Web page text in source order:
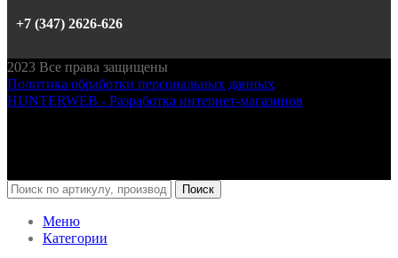
+7 (347) 2626-626
2023 Все права защищены
Политика обработки персональных данных
HUNTERWEB - Разработка интернет-магазинов
Поиск
Меню
Категории